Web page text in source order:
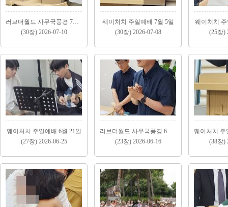
러브더월드 사무국풍경 7월(1)
(30장) 2026-07-10
웨이처치 주일예배 7월 5일
(30장) 2026-07-08
웨이처치
(25장)
웨이처치 주일예배 6월 21일
(27장) 2026-06-25
러브더월드 사무국풍경 6월(1)
(23장) 2026-06-16
(38장)